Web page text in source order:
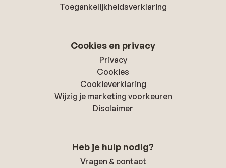
Toegankelijkheidsverklaring
Cookies en privacy
Privacy
Cookies
Cookieverklaring
Wijzig je marketing voorkeuren
Disclaimer
Heb je hulp nodig?
Vragen & contact